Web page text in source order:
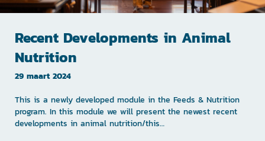
Recent Developments in Animal
Nutrition
29 maart 2024
This is a newly developed module in the Feeds & Nutrition
program. In this module we will present the newest recent
developments in animal nutrition/this…